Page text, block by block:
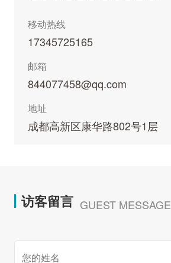
移动热线
17345725165
邮箱
844077458@qq.com
地址
成都高新区康华路802号1层
访客留言 GUEST MESSAGE